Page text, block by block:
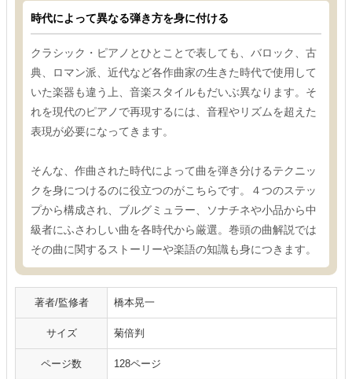
時代によって異なる弾き方を身に付ける
クラシック・ピアノとひとことで表しても、バロック、古
典、ロマン派、近代など各作曲家の生きた時代で使用して
いた楽器も違う上、音楽スタイルもだいぶ異なります。そ
れを現代のピアノで再現するには、音程やリズムを超えた
表現が必要になってきます。
そんな、作曲された時代によって曲を弾き分けるテクニッ
クを身につけるのに役立つのがこちらです。４つのステッ
プから構成され、ブルグミュラー、ソナチネや小品から中
級者にふさわしい曲を各時代から厳選。巻頭の曲解説では
その曲に関するストーリーや楽語の知識も身につきます。
著者/監修者 橋本晃一
サイズ 菊倍判
ページ数 128ページ